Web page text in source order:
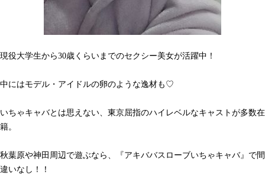
現役大学生から30歳くらいまでのセクシー美女が活躍中！
中にはモデル・アイドルの卵のような逸材も♡
いちゃキャバとは思えない、東京屈指のハイレベルなキャストが多数在
籍。
秋葉原や神田周辺で遊ぶなら、『アキババスローブいちゃキャバ』で間
違いなし！！